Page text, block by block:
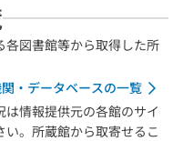
各図書館等から取得した所
・データベースの一覧
情報提供元の各館のサイ
い。所蔵館から取寄せるこ